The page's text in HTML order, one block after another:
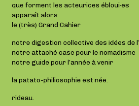
que forment les acteurices ébloui·es
apparaît alors
le (très) Grand Cahier
notre digestion collective des idées de
notre attaché case pour le nomadisme
notre guide pour l’année à venir
la patato-philiosophie est née.
rideau.